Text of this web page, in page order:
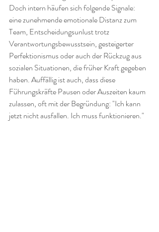
Doch intern häufen sich folgende Signale:
eine zunehmende emotionale Distanz zum
Team, Entscheidungsunlust trotz
Verantwortungsbewusstsein, gesteigerter
Perfektionismus oder auch der Rückzug aus
sozialen Situationen, die früher Kraft gegeben
haben. Auffällig ist auch, dass diese
Führungskräfte Pausen oder Auszeiten kaum
zulassen, oft mit der Begründung: "Ich kann
jetzt nicht ausfallen. Ich muss funktionieren."